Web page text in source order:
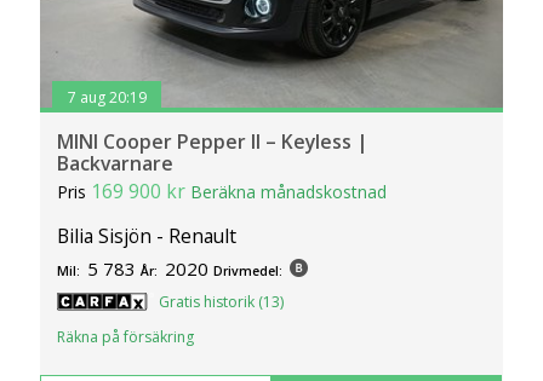
7 aug 20:19
MINI Cooper Pepper II – Keyless |
Backvarnare
Pris 169 900 kr Beräkna månadskostnad
Bilia Sisjön - Renault
Mil: 5 783 År: 2020 Drivmedel:
Gratis historik (13)
Räkna på försäkring